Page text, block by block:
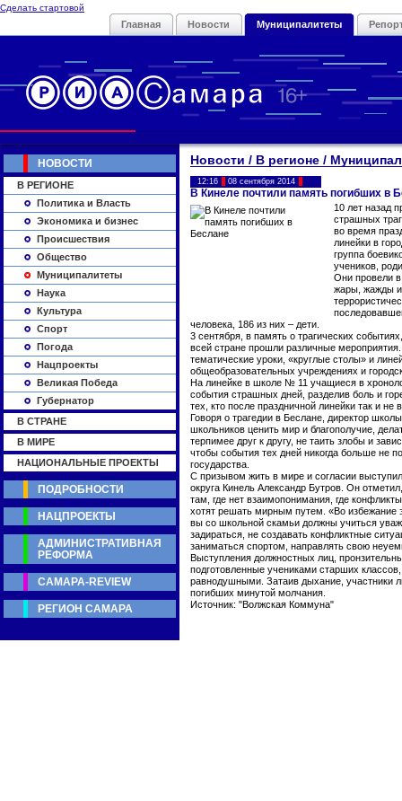
Сделать стартовой
Главная Новости Муниципалитеты
Новости / В регионе /
12:16 08 сентября 2014
В Кинеле почтили память погибших в
10 лет назад
страшных
во время
линейки в
группа
учеников,
Они провели в
жары, жажды и
человека, 186 из них – дети.
3 сентября, в память о трагических
всей стране прошли различные
тематические уроки, «круглые столы» и
общеобразовательных учреждениях и
На линейке в школе № 11 учащиеся в
события страшных дней, разделив боль и
тех, кто после праздничной линейки так и не
Говоря о трагедии в Беслане, директор
школьников ценить мир и благополучие,
терпимее друг к другу, не таить злобы и
чтобы события тех дней никогда больше не
государства.
С призывом жить в мире и согласии
округа Кинель Александр Бутров. Он
там, где нет взаимопонимания, где
хотят решать мирным путем. «Во избежание
вы со школьной скамьи должны учиться
задираться, не создавать конфликтные
заниматься спортом, направлять свою
Выступления должностных лиц,
подготовленные учениками старших классов,
равнодушными. Затаив дыхание, участники
погибших минутой молчания.
Источник: "Волжская Коммуна"
НОВОСТИ
В РЕГИОНЕ
Политика и Власть
Экономика и бизнес
Происшествия
Общество
Муниципалитеты
Наука
Культура
Спорт
Погода
Нацпроекты
Великая Победа
Губернатор
В СТРАНЕ
В МИРЕ
НАЦИОНАЛЬНЫЕ ПРОЕКТЫ
ПОДРОБНОСТИ
НАЦПРОЕКТЫ
АДМИНИСТРАТИВНАЯ
РЕФОРМА
САМАРА-REVIEW
РЕГИОН САМАРА